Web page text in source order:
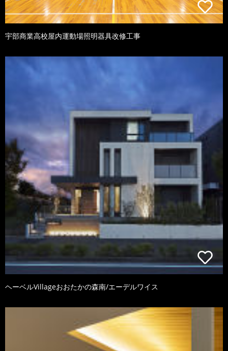
宇部商業高校屋内運動場照明器具改修工事
ヘーベルVillageおおたかの森南/エーデルワイス